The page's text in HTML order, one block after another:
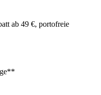
ab 49 €, portofreie